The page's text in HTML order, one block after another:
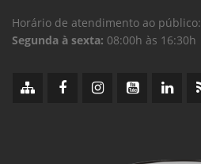
Horário de atendimento ao público:
Segunda à sexta: 08:00h às 16:30h